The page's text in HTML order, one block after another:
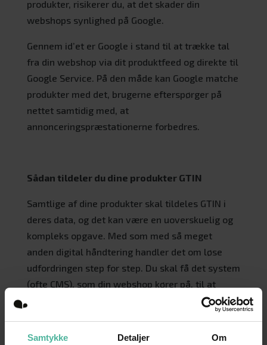
Samtykke Detaljer Om
produkter, risikerer du, at det skader din
webshops synlighed på Google.
Gennem id’et er Google i stand til at trække tal
fra din webshop via dit produktfeed og direkte til
Google Service. På den måde kan Google matche
produkter med det, brugerne efterspørger på
nettet samtidig med, at
annonceringspræstationerne forbedres.
Sådan tildeler du dine produkter GTIN
Samtlige af dine produkter skal tildeles GTIN i
deres data, og det kan være en uoverskuelig og
kompleks opgave. Med som med så meget
anden digital håndtering handler det om løse
udfordringen step for step. Du skal få det system
(ofte CMS), som din webshop kører på, til at
administrerer dine varer. Derefter kan du trække
de ønskede numre direkte.